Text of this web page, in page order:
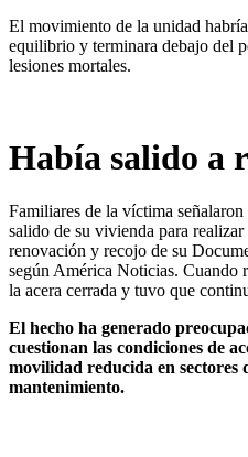
El movimiento de la unidad
equilibrio y terminara debajo del
lesiones mortales.
Había salido a
Familiares de la víctima
salido de su vivienda para
renovación y recojo de su
según América Noticias. Cuando
la acera cerrada y tuvo que
El hecho ha generado
cuestionan las condiciones de
movilidad reducida en sectores
mantenimiento.